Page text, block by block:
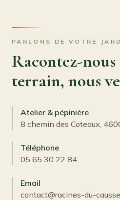
PARLONS DE VOTRE
Racontez-
terrain, nous
Atelier & pépinière
8 chemin des Coteaux,
Téléphone
05 65 30 22 84
Email
contact@racines-du-